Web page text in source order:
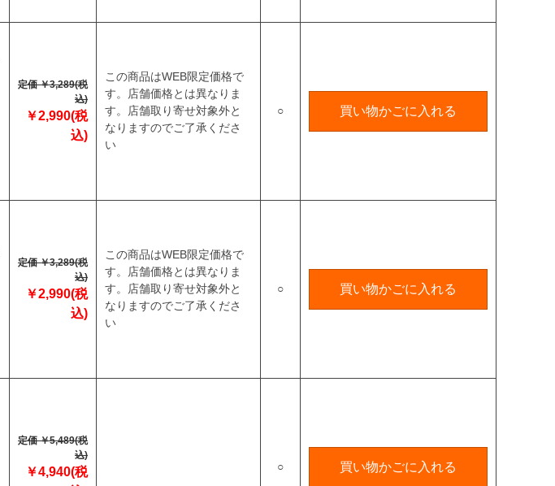
定価 ￥3,289(税
込)
￥2,990(税
込)
この商品はWEB限定価格で
す。店舗価格とは異なりま
す。店舗取り寄せ対象外と
なりますのでご了承くださ
い
○ 買い物かごに入れる
定価 ￥3,289(税
込)
￥2,990(税
込)
この商品はWEB限定価格で
す。店舗価格とは異なりま
す。店舗取り寄せ対象外と
なりますのでご了承くださ
い
○ 買い物かごに入れる
定価 ￥5,489(税
込)
￥4,940(税
○ 買い物かごに入れる